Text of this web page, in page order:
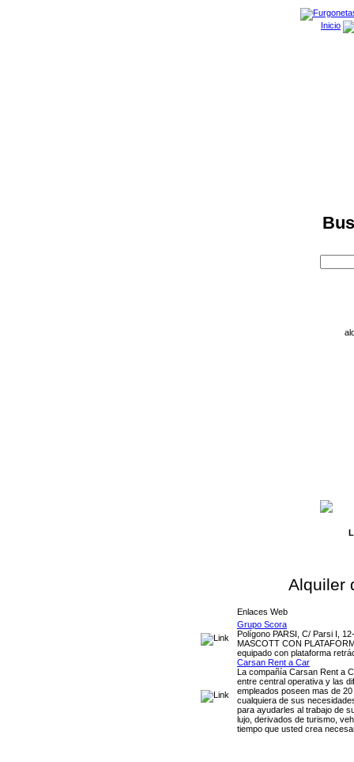
Inicio
Alquiler
Enlaces Web
Grupo Scora
Polígono PARSI, C/ Parsi I,
MASCOTT CON
equipado con plataforma
Carsan Rent a Car
La compañía Carsan Rent a
entre central operativa y las
empleados poseen mas de
cualquiera de sus
para ayudarles al trabajo de
lujo, derivados de turismo,
tiempo que usted crea